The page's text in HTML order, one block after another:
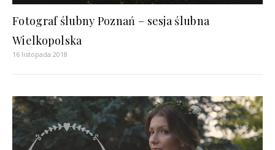
Fotograf ślubny Poznań – sesja ślubna
Wielkopolska
16 listopada 2018